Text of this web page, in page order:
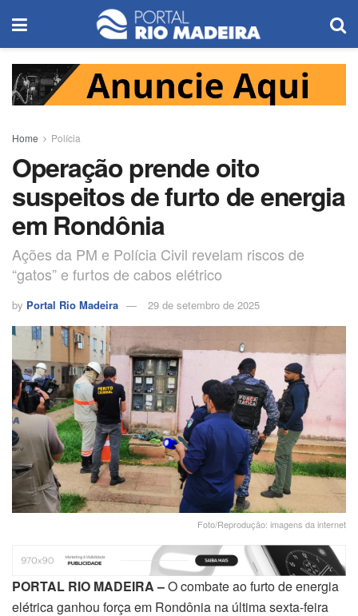
Home Polícia
Operação prende oito
suspeitos de furto de energia
em Rondônia
Ações da PM e Polícia Civil revelam riscos de
“gatos” e furtos de cabos elétrico
by Portal Rio Madeira 29 de setembro de 2025
Foto/Reprodução: imagens da internet
PORTAL RIO MADEIRA –O combate ao furto de energia
elétrica ganhou força em Rondônia na última sexta-feira